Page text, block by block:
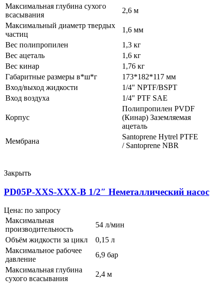
Максимальная глубина сухого
всасывания
2,6 м
Максимальный диаметр твердых
частиц
1,6 мм
Вес полипропилен
1,3 кг
Вес ацеталь
1,6 кг
Вес кинар
1,76 кг
Габаритные размеры в*ш*г
173*182*117 мм
Вход/выход жидкости
1/4" NPTF/BSPT
Вход воздуха
1/4" PTF SAE
Корпус
Полипропилен PVDF
(Кинар) Заземляемая
ацеталь
Мембрана
Santoprene Hytrel PTFE
/ Santoprene NBR
Закрыть
PD05P-XXS-XXX-B 1/2″ Неметаллический насос
Цена: по запросу
Максимальная
производительность
54 л/мин
Объём жидкости за цикл
0,15 л
Максимальное рабочее
давление
6,9 бар
Максимальная глубина
сухого всасывания
2,4 м